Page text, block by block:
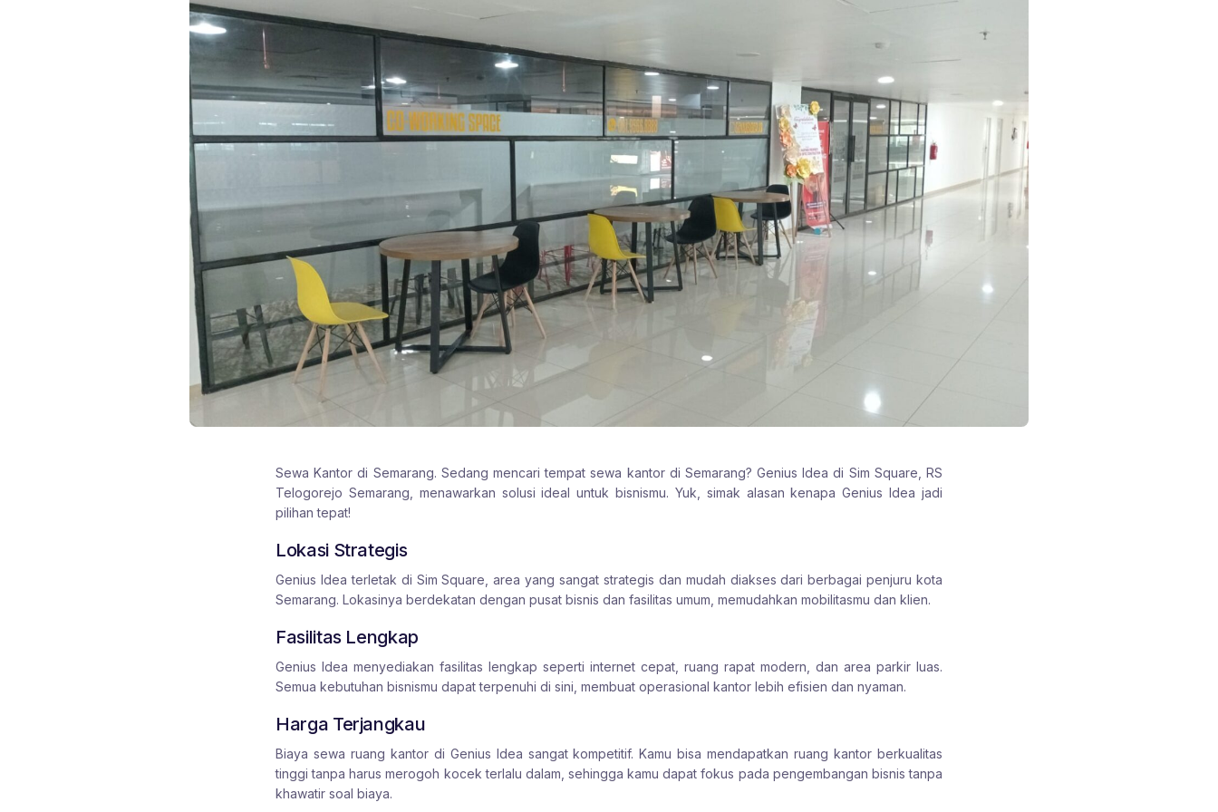
Sewa Kantor di Semarang. Sedang mencari tempat sewa kantor di Semarang? Genius Idea di Sim Square, RS
Telogorejo Semarang, menawarkan solusi ideal untuk bisnismu. Yuk, simak alasan kenapa Genius Idea jadi
pilihan tepat!
Lokasi Strategis
Genius Idea terletak di Sim Square, area yang sangat strategis dan mudah diakses dari berbagai penjuru kota
Semarang. Lokasinya berdekatan dengan pusat bisnis dan fasilitas umum, memudahkan mobilitasmu dan klien.
Fasilitas Lengkap
Genius Idea menyediakan fasilitas lengkap seperti internet cepat, ruang rapat modern, dan area parkir luas.
Semua kebutuhan bisnismu dapat terpenuhi di sini, membuat operasional kantor lebih efisien dan nyaman.
Harga Terjangkau
Biaya sewa ruang kantor di Genius Idea sangat kompetitif. Kamu bisa mendapatkan ruang kantor berkualitas
tinggi tanpa harus merogoh kocek terlalu dalam, sehingga kamu dapat fokus pada pengembangan bisnis tanpa
khawatir soal biaya.